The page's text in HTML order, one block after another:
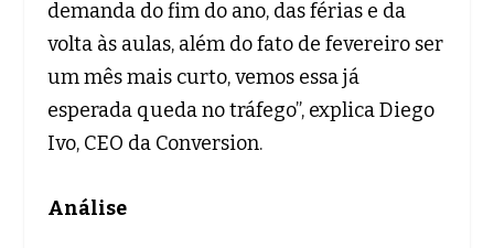
demanda do fim do ano, das férias e da
volta às aulas, além do fato de fevereiro ser
um mês mais curto, vemos essa já
esperada queda no tráfego”, explica Diego
Ivo, CEO da Conversion.
Análise